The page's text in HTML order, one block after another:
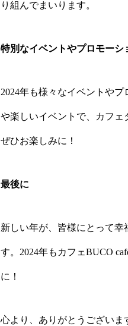
り組んでまいります。
特別なイベントやプロモーシ
2024年も様々なイベントや
や楽しいイベントで、カフェ
ぜひお楽しみに！
最後に
新しい年が、皆様にとって幸
す。2024年もカフェBUCO
に！
心より、ありがとうございま